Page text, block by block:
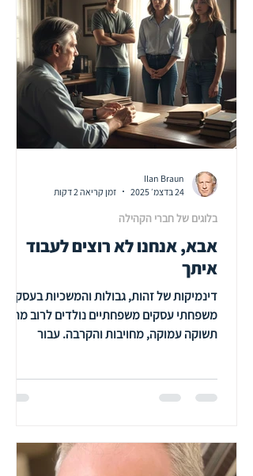
אבא, אנחנו לא רוצים לעבוד
איתך
דינמיקות של זהות, גבולות והמשכיות בעסק
משפחתי עסקים משפחתיים נולדים לרוב מתוך
תשוקה עמוקה, מחויבות והקרבה. עבור
קרובות מתלווה לכך ציפייה סמויה שהדור הבא
מתממשת. במקרה שלפנינו, שלושת הילדים
בחרו שלוש דרכי התמודדות שונות עם אותו
בלוגים של חברי הקהילה
Ilan Braun
24 בדצמ׳ 2025
זמן קריאה 2 דקות